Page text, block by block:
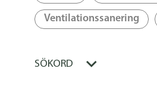
Ventilationssanering
SÖKORD